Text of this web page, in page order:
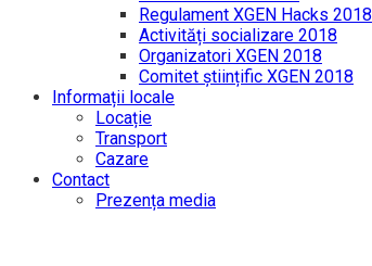
Regulament XGEN Hacks 2018
Activități socializare 2018
Organizatori XGEN 2018
Comitet științific XGEN 2018
Informații locale
Locație
Transport
Cazare
Contact
Prezența media